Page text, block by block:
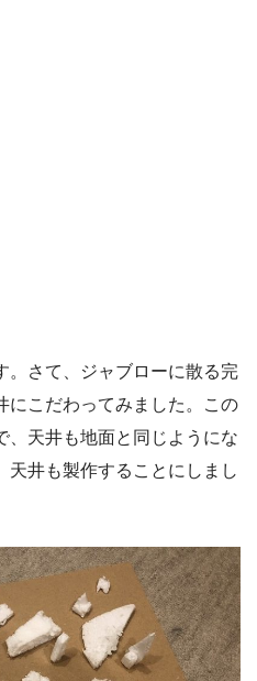
。さて、ジャブローに散る完
にこだわってみました。この
、天井も地面と同じようにな
天井も製作することにしまし